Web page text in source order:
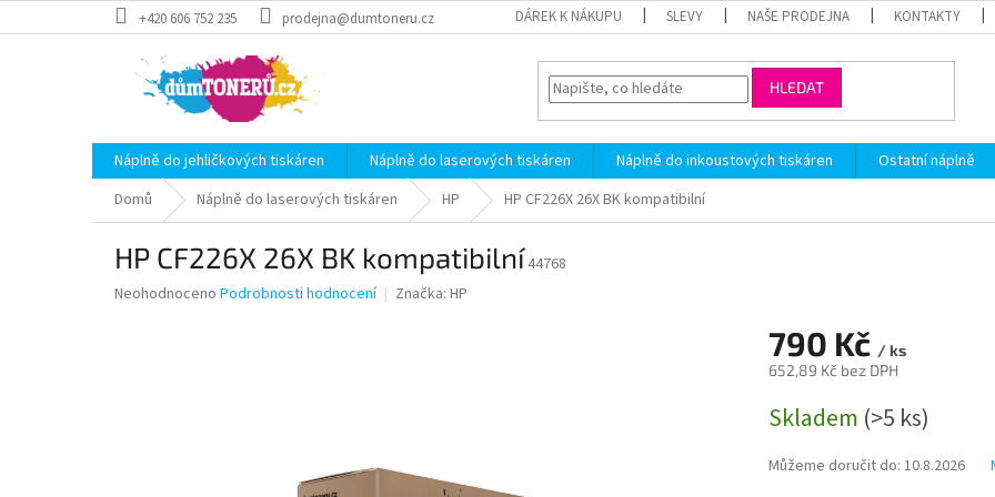
na
+420 606 752 235 prodejna@dumtoneru.cz DÁREK K NÁKUPU SLEVY NAŠE PRODEJNA KONTAKTY
HLEDAT
Náplně do jehličkových tiskáren Náplně do laserových tiskáren Náplně do inkoustových tiskáren Ostatní náplně
Domů
Náplně do laserových tiskáren HP HP CF226X 26X BK kompatibilní
HP CF226X 26X BK kompatibilní 44768
Průměrné
Neohodnoceno Podrobnosti hodnocení Značka: HP
790 Kč / ks
652,89 Kč bez DPH
cena:
Skladem (>5 ks)
Můžeme doručit do: 10.8.2026